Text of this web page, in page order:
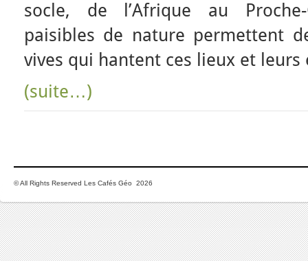
socle, de l’Afrique au
paisibles de nature permettent
vives qui hantent ces lieux et leurs
(suite…)
© All Rights Reserved Les Cafés Géo 2026